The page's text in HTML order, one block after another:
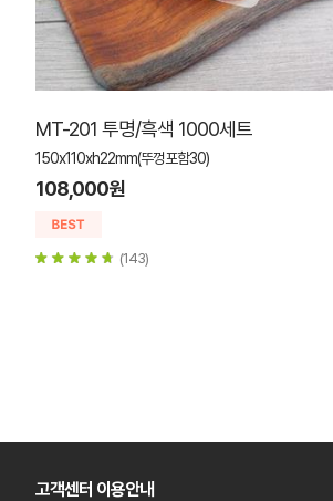
MT-201 투명/흑색 1000세트
150x110xh22mm(뚜껑포함30)
108,000원
(143)
고객센터 이용안내